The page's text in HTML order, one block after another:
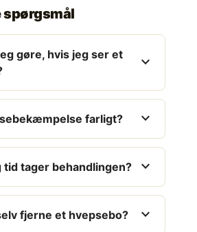
spørgsmål
gøre, hvis jeg ser et
expand_more
farligt? expand_more
tid tager behandlingen? expand_more
fjerne et hvepsebo? expand_more